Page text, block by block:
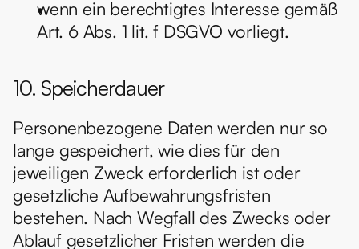
wenn ein berechtigtes Interesse gemäß
Art. 6 Abs. 1 lit. f DSGVO vorliegt.
10. Speicherdauer
Personenbezogene Daten werden nur so
lange gespeichert, wie dies für den
jeweiligen Zweck erforderlich ist oder
gesetzliche Aufbewahrungsfristen
bestehen. Nach Wegfall des Zwecks oder
Ablauf gesetzlicher Fristen werden die